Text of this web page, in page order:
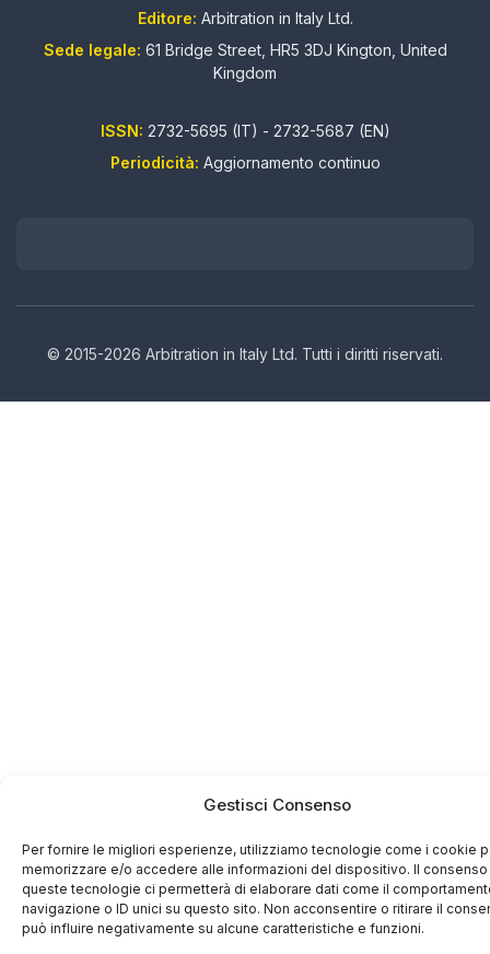
Gestisci Consenso
Per fornire le migliori esperienze, utilizziamo tecnologie come i cookie
memorizzare e/o accedere alle informazioni del dispositivo. Il consenso
queste tecnologie ci permetterà di elaborare dati come il
navigazione o ID unici su questo sito. Non acconsentire o ritirare il
può influire negativamente su alcune caratteristiche e funzioni.
Editore: Arbitration in Italy Ltd.
Sede legale: 61 Bridge Street, HR5 3DJ Kington, United
Kingdom
ISSN: 2732-5695 (IT) - 2732-5687 (EN)
Periodicità: Aggiornamento continuo
© 2015-2026 Arbitration in Italy Ltd. Tutti i diritti riservati.